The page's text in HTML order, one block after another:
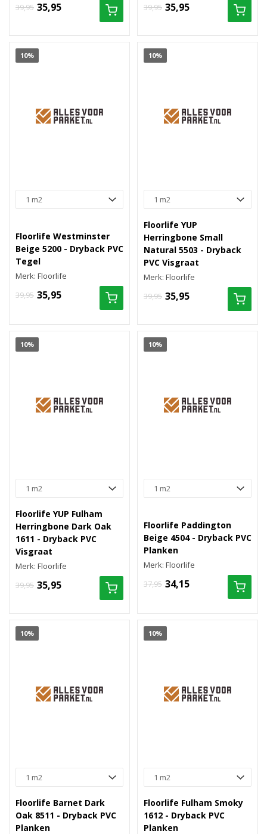
39,95 35,95
39,95 35,95
10%
Floorlife Westminster
Beige 5200 - Dryback PVC
Tegel
Merk: Floorlife
39,95 35,95
10%
Floorlife YUP
Herringbone Small
Natural 5503 - Dryback
PVC Visgraat
Merk: Floorlife
39,95 35,95
10%
Floorlife YUP Fulham
Herringbone Dark Oak
1611 - Dryback PVC
Visgraat
Merk: Floorlife
39,95 35,95
10%
Floorlife Paddington
Beige 4504 - Dryback PVC
Planken
Merk: Floorlife
37,95 34,15
10%
Floorlife Barnet Dark
Oak 8511 - Dryback PVC
Planken
10%
Floorlife Fulham Smoky
1612 - Dryback PVC
Planken